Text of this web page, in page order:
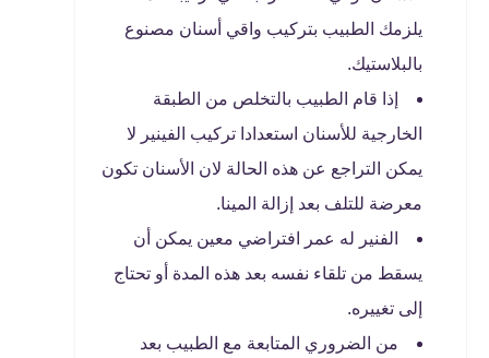
يلزمك الطبيب بتركيب واقي أسنان مصنوع
بالبلاستيك.
إذا قام الطبيب بالتخلص من الطبقة
الخارجية للأسنان استعدادا تركيب الفينير لا
يمكن التراجع عن هذه الحالة لان الأسنان تكون
معرضة للتلف بعد إزالة المينا.
الفنير له عمر افتراضي معين يمكن أن
يسقط من تلقاء نفسه بعد هذه المدة أو تحتاج
إلى تغييره.
من الضروري المتابعة مع الطبيب بعد